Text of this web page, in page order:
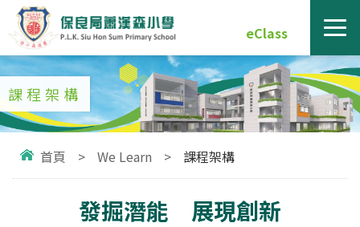
eClass
課程架構
首頁 > We Learn > 課程架構
發掘潛能 展現創新